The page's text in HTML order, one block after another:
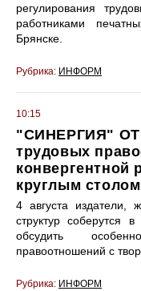
регулирования
работниками
Брянске.
Рубрика: ИНФОРМ
10:15
"СИНЕРГИЯ"
трудовых
конвергентной
круглым
4 августа издатели,
структур соберутся
обсудить
правоотношений с
Рубрика: ИНФОРМ